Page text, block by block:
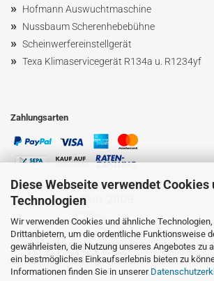
Diese Webseite verwendet Cookies
Technologien
Wir verwenden Cookies und ähnliche
Drittanbietern, um die ordentliche Funktionsweise
gewährleisten, die Nutzung unseres Angebotes zu
ein bestmögliches Einkaufserlebnis bieten zu
Informationen finden Sie in unserer
» Hofmann Auswuchtmaschine
» NussbaumScherenhebebühne
» Scheinwerfereinstellgerät
» Texa Klimaservicegerät R134a u. R1234yf
Zahlungsarten